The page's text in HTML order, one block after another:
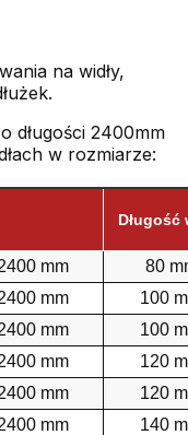
na widły,
długości 2400mm
w rozmiarze:
Długość
mm
80
mm
100
mm
100
mm
120
mm
120
mm
140